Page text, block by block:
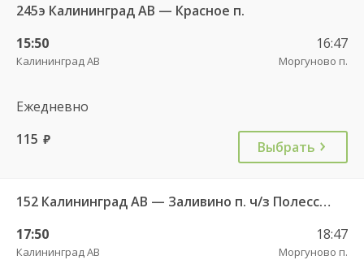
245э Калининград АВ — Красное п.
15:50
Калининград АВ
16:47
Моргуново п.
Ежедневно
115 руб. Выбрать
152 Калининград АВ — Заливино п. ч/з Полесск г.
17:50
Калининград АВ
18:47
Моргуново п.